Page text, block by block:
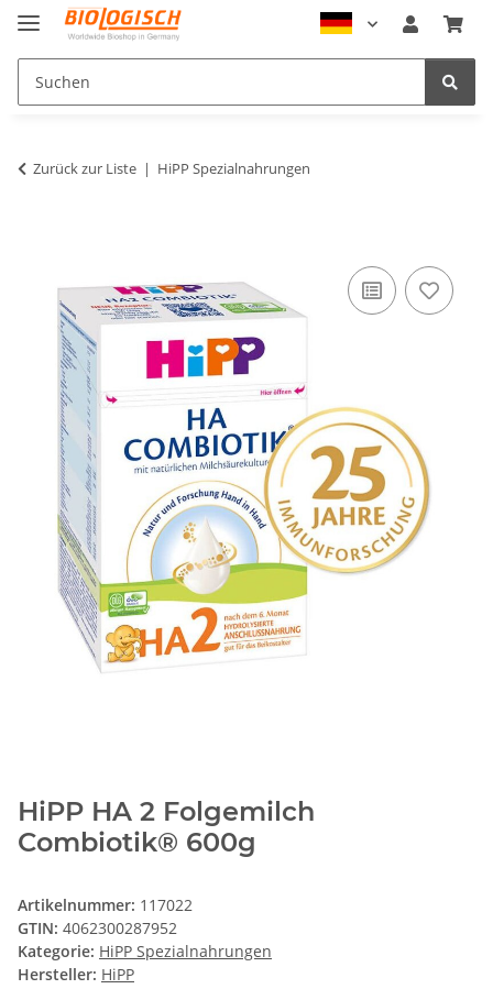
Zurück zur Liste HiPP Spezialnahrungen
HiPP HA 2 Folgemilch
Combiotik® 600g
Artikelnummer: 117022
GTIN: 4062300287952
Kategorie: HiPP Spezialnahrungen
Hersteller: HiPP